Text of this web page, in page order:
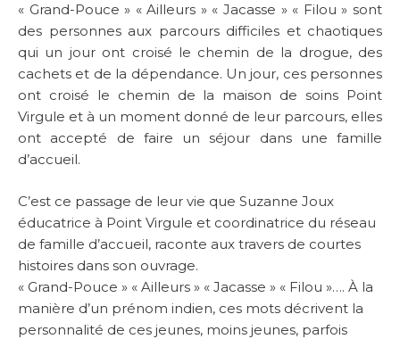
« Grand-Pouce » « Ailleurs » « Jacasse » « Filou » sont
des personnes aux parcours difficiles et chaotiques
qui un jour ont croisé le chemin de la drogue, des
cachets et de la dépendance. Un jour, ces personnes
ont croisé le chemin de la maison de soins Point
Virgule et à un moment donné de leur parcours, elles
ont accepté de faire un séjour dans une famille
d’accueil.
C’est ce passage de leur vie que Suzanne Joux
éducatrice à Point Virgule et coordinatrice du réseau
de famille d’accueil, raconte aux travers de courtes
histoires dans son ouvrage.
« Grand-Pouce » « Ailleurs » « Jacasse » « Filou »…. À la
manière d’un prénom indien, ces mots décrivent la
personnalité de ces jeunes, moins jeunes, parfois